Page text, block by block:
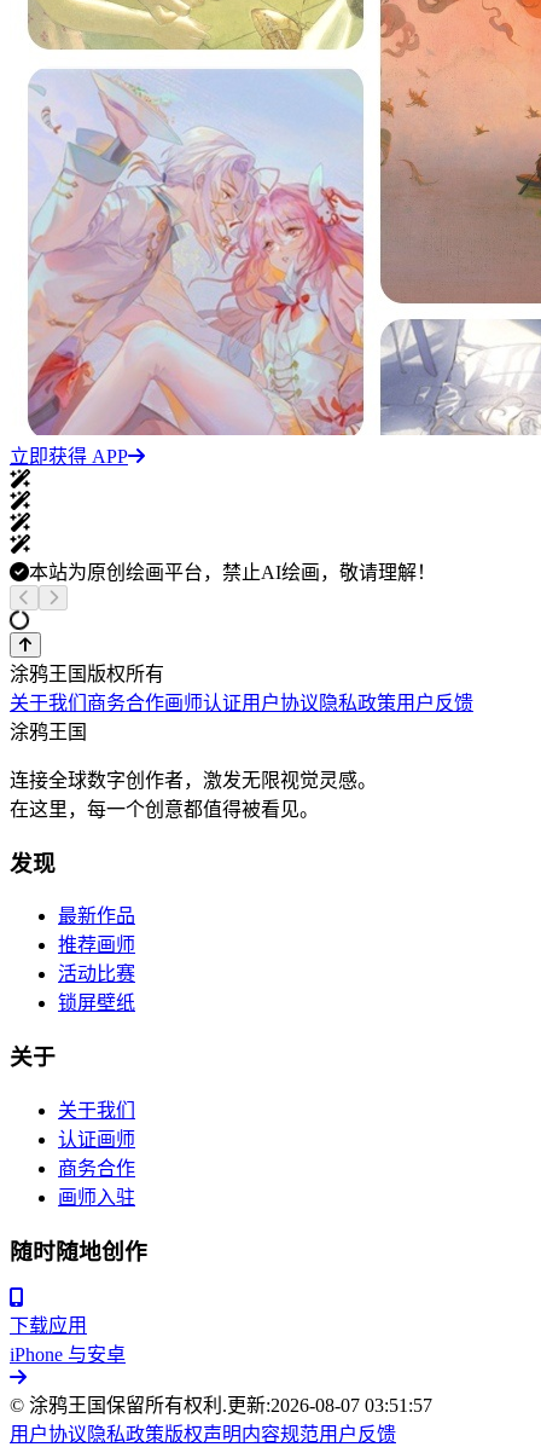
立即获得 APP
本站为原创绘画平台，禁止AI绘画，敬请理解！
涂鸦王国版权所有
关于我们 商务合作画师认证用户协议 隐私政策用户反馈
涂鸦王国
连接全球数字创作者，激发无限视觉灵感。
在这里，每一个创意都值得被看见。
发现
最新作品
推荐画师
活动比赛
锁屏壁纸
关于
关于我们
认证画师
商务合作
画师入驻
随时随地创作
下载应用
iPhone 与安卓
© 涂鸦王国保留所有权利.更新:2026-08-07 03:51:57
用户协议 隐私政策版权声明内容规范用户反馈